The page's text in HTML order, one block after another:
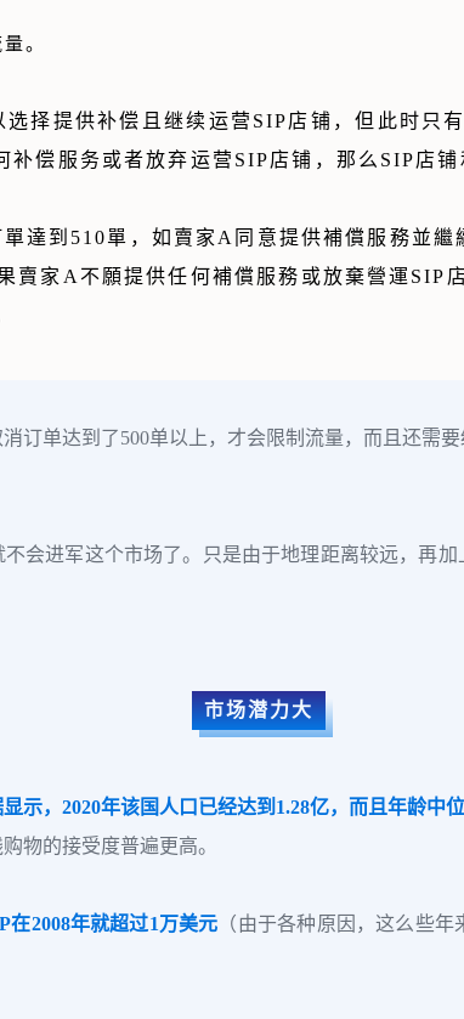
。
择提供补偿且继续运营SIP店铺，但此时只
偿服务或者放弃运营SIP店铺，那么SIP店
達到510單，如賣家A同意提供補償服務並
賣家A不願提供任何補償服務或放棄營運SIP
订单达到了500单以上，才会限制流量，而且还需
会进军这个市场了。只是由于地理距离较远，再
市场潜力大
示，2020年该国人口已经达到1.28亿，而且年龄中
物的接受度普遍更高。
在2008年就超过1万美元 （由于各种原因，这么些